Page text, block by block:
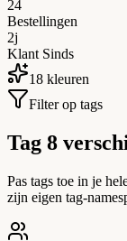
24
Bestellingen
2j
Klant Sinds
18 kleuren
Filter op tags
Tag 8
Pas tags toe in je
zijn eigen tag-